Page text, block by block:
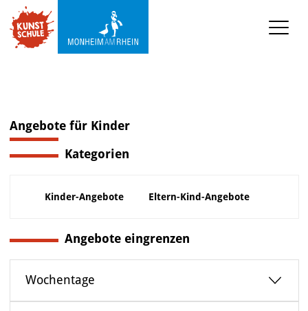
Ermäßigungen
Kooperationen
Was wir sonst so machen
Ataşehir
Mediathek
Angebote für Kinder
Kategorien
Kinder-Angebote Eltern-Kind-Angebote
Angebote eingrenzen
Wochentage